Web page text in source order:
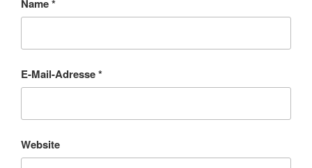
Name*
E-Mail-Adresse*
Website